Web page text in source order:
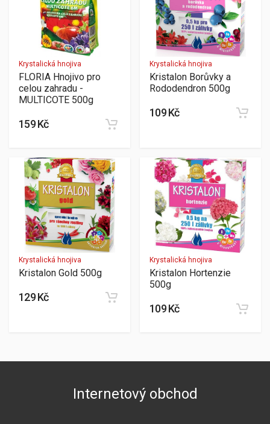
Krystalická hnojiva
FLORIA Hnojivo pro
celou zahradu -
MULTICOTE 500g
159 Kč
Krystalická hnojiva
Kristalon Borůvky a
Rododendron 500g
109 Kč
Krystalická hnojiva
Kristalon Gold 500g
129 Kč
Krystalická hnojiva
Kristalon Hortenzie
500g
109 Kč
Internetový obchod